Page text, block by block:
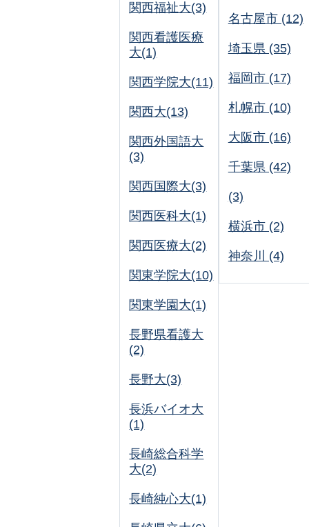
関西福祉大(3)
関西看護医療
大(1)
関西学院大(11)
関西大(13)
関西外国語大
(3)
関西国際大(3)
関西医科大(1)
関西医療大(2)
関東学院大(10)
関東学園大(1)
長野県看護大
(2)
長野大(3)
長浜バイオ大
(1)
長崎総合科学
大(2)
長崎純心大(1)
名古屋市 (12)
埼玉県 (35)
福岡市 (17)
札幌市 (10)
大阪市 (16)
千葉県 (42)
(3)
横浜市 (2)
神奈川 (4)